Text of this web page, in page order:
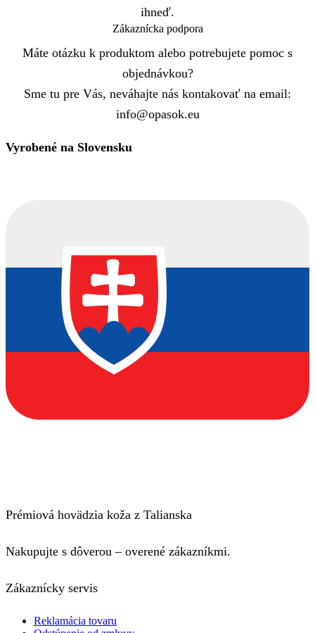
ihneď.
Zákaznícka podpora
Máte otázku k produktom alebo potrebujete pomoc s
objednávkou?
Sme tu pre Vás, neváhajte nás kontakovať na email:
info@opasok.eu
Vyrobené na Slovensku
Prémiová hovädzia koža z Talianska
Nakupujte s dôverou – overené zákazníkmi.
Zákaznícky servis
Reklamácia tovaru